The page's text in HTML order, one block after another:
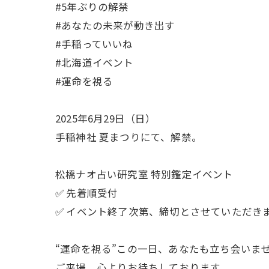
#5年ぶりの解禁
#あなたの未来が動き出す
#手稲っていいね
#北海道イベント
#運命を視る
2025年6月29日（日）
手稲神社 夏まつりにて、解禁。
松橋ナオ占い研究室 特別鑑定イベント
✅ 先着順受付
✅ イベント終了次第、締切とさせていただき
“運命を視る”この一日、あなたも立ち会いま